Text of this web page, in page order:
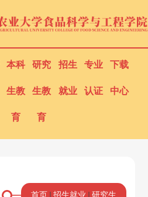
本科
生教
育
研究
生教
育
招生
就业
专业
认证
下载
中心
首页 招生就业 研究生